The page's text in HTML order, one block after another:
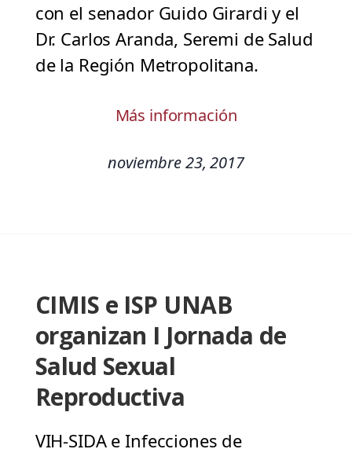
con el senador Guido Girardi y el
Dr. Carlos Aranda, Seremi de Salud
de la Región Metropolitana.
Más información
noviembre 23, 2017
CIMIS e ISP UNAB
organizan I Jornada de
Salud Sexual
Reproductiva
VIH-SIDA e Infecciones de